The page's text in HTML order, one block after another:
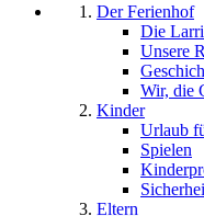
Der Ferienhof
Die
Unsere
Wir, die
Kinder
Urlaub
Spielen
Eltern